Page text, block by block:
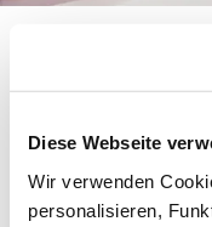
Diese Webseite
Wir verwenden
personalisieren,
Ihre
Sie
Jede Küche nach